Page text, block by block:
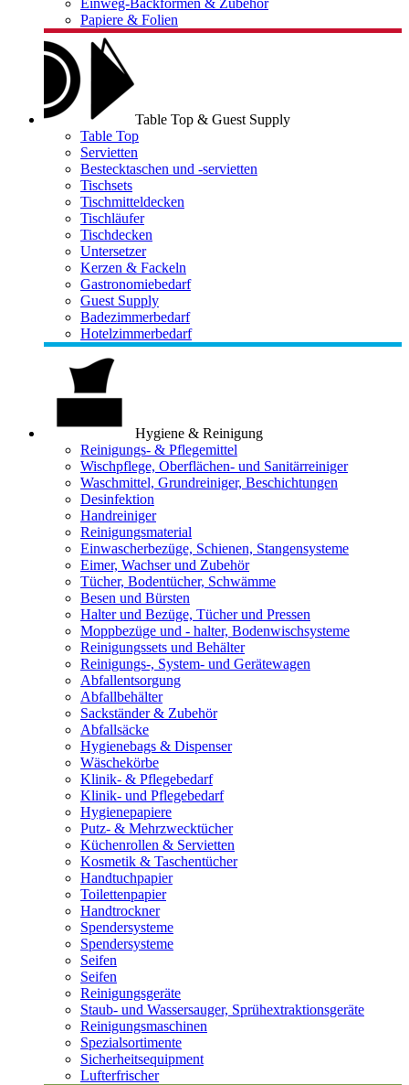
Einweg-Backformen & Zubehör
Papiere & Folien
Table Top & Guest Supply
Table Top
Servietten
Bestecktaschen und -servietten
Tischsets
Tischmitteldecken
Tischläufer
Tischdecken
Untersetzer
Kerzen & Fackeln
Gastronomiebedarf
Guest Supply
Badezimmerbedarf
Hotelzimmerbedarf
Hygiene & Reinigung
Reinigungs- & Pflegemittel
Wischpflege, Oberflächen- und Sanitärreiniger
Waschmittel, Grundreiniger, Beschichtungen
Desinfektion
Handreiniger
Reinigungsmaterial
Einwascherbezüge, Schienen, Stangensysteme
Eimer, Wachser und Zubehör
Tücher, Bodentücher, Schwämme
Besen und Bürsten
Halter und Bezüge, Tücher und Pressen
Moppbezüge und - halter, Bodenwischsysteme
Reinigungssets und Behälter
Reinigungs-, System- und Gerätewagen
Abfallentsorgung
Abfallbehälter
Sackständer & Zubehör
Abfallsäcke
Hygienebags & Dispenser
Wäschekörbe
Klinik- & Pflegebedarf
Klinik- und Pflegebedarf
Hygienepapiere
Putz- & Mehrzwecktücher
Küchenrollen & Servietten
Kosmetik & Taschentücher
Handtuchpapier
Toilettenpapier
Handtrockner
Spendersysteme
Spendersysteme
Seifen
Seifen
Reinigungsgeräte
Staub- und Wassersauger, Sprühextraktionsgeräte
Reinigungsmaschinen
Spezialsortimente
Sicherheitsequipment
Lufterfrischer